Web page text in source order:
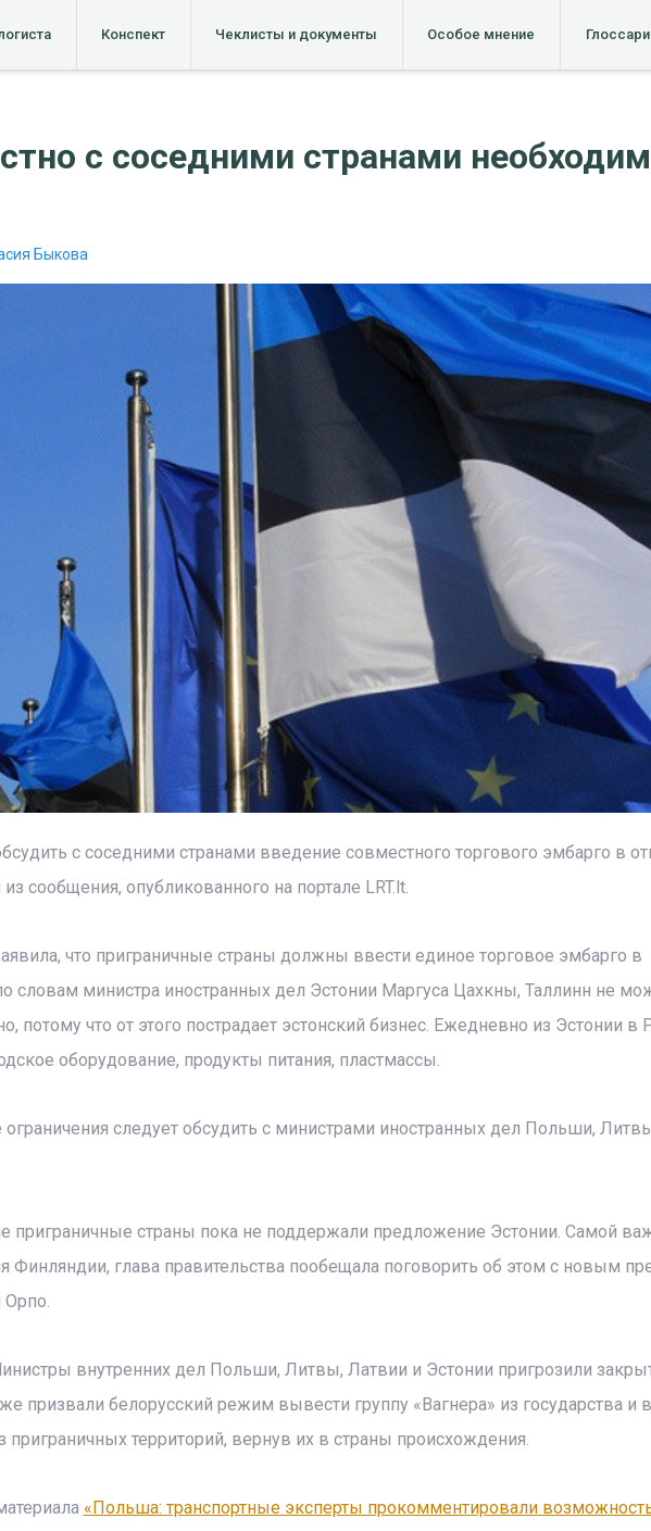
Конспект Чеклисты и документы Особое мнение
с соседними странами
Быкова
с соседними странами введение совместного торгового эмбарго в
сообщения, опубликованного на портале LRT.lt.
что приграничные страны должны ввести единое торговое эмбарго в
словам министра иностранных дел Эстонии Маргуса Цахкны, Таллинн не
потому что от этого пострадает эстонский бизнес. Ежедневно из Эстонии в
оборудование, продукты питания, пластмассы.
ограничения следует обсудить с министрами иностранных дел Польши,
приграничные страны пока не поддержали предложение Эстонии. Самой
Финляндии, глава правительства пообещала поговорить об этом с новым
Орпо.
внутренних дел Польши, Литвы, Латвии и Эстонии пригрозили
призвали белорусский режим вывести группу «Вагнера» из государства и
приграничных территорий, вернув их в страны происхождения.
«Польша: транспортные эксперты прокомментировали